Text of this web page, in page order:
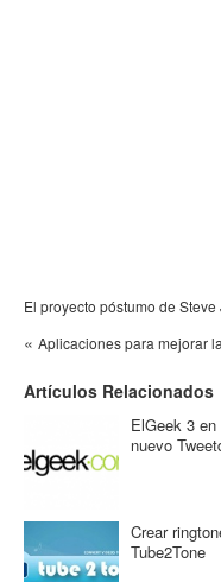
El proyecto póstumo de
« Aplicaciones para mejorar
Artículos Relacionados
ElGeek 3
nuevo
Crear
Tube2Tone